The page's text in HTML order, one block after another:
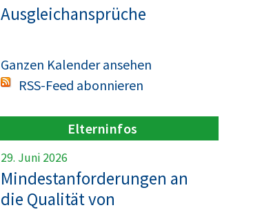
Ausgleichansprüche
Ganzen Kalender ansehen
RSS-Feed abonnieren
Elterninfos
29. Juni 2026
Mindestanforderungen an
die Qualität von